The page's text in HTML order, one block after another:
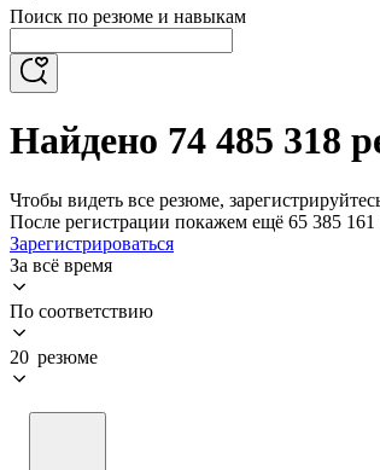
Поиск по резюме и навыкам
Найдено 74 485 318
Чтобы видеть все резюме,
После регистрации покажем ещё 65 385
Зарегистрироваться
За всё время
По соответствию
20 резюме